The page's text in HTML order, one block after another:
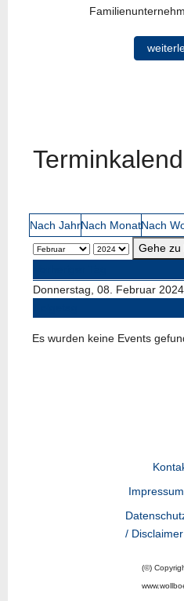
Nach JahrNach MonatNach
Gehe zu
Donnerstag, 08. Februar 2024
Es wurden keine Events
Impressum
/ Disclaimer
(©)